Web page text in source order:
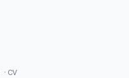
· CV